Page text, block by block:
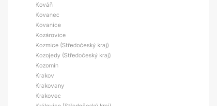
Kováň
Kovanec
Kovanice
Kozárovice
Kozmice (Středočeský kraj)
Kozojedy (Středočeský kraj)
Kozomín
Krakov
Krakovany
Krakovec